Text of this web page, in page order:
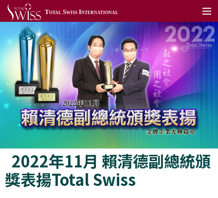
Total Swiss International
關於我們
加入我們
產品展示
TSToday
利保肝藥局
聯絡我們
全球網站
2022年11月 賴清德副總統頒
獎表揚Total Swiss